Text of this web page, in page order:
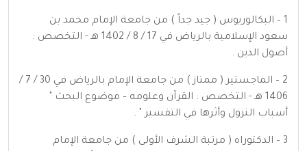
1 – البكالوريوس ( جيد جداً ) من جامعة الإمام محمد بن
سعود الإسلامية بالرياض في 17 / 8 / 1402 هـ - التخصص :
أصول الدين .
2 – الماجستير ( ممتاز ) من جامعة الإمام بالرياض في 30 / 7 /
1406 هـ - التخصص : القرآن وعلومه – موضوع البحث "
أسباب النزول وأثرها في التفسير " .
3 – الدكتوراه ( مرتبة الشرف الأولى ) من جامعة الإمام